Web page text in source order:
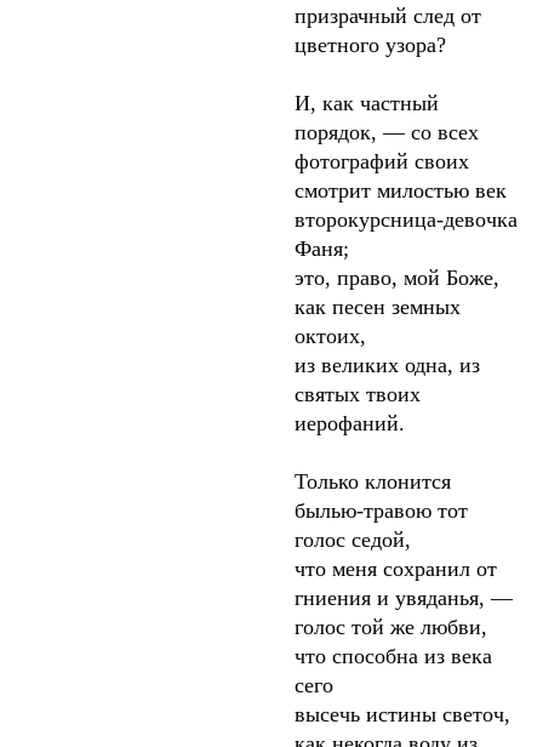
призрачный след от
цветного узора?
И, как частный
порядок, — со всех
фотографий своих
смотрит милостью век
второкурсница-девочка
Фаня;
это, право, мой Боже,
как песен земных
октоих,
из великих одна, из
святых твоих
иерофаний.
Только клонится
былью-травою тот
голос седой,
что меня сохранил от
гниения и увяданья, —
голос той же любви,
что способна из века
сего
высечь истины светоч,